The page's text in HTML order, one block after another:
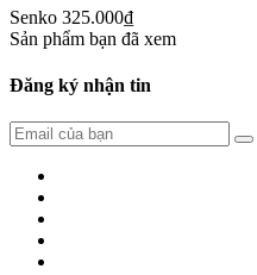
Senko 325.000₫
Sản phẩm bạn đã xem
Đăng ký nhận tin